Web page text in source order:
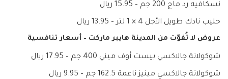
نسكافيه رد ماج 200 جم – 15.95 ريال
حليب نادك طويل الأجل 4 × 1 لتر – 13.95 ريال
عروض لا تُفوّت من المدينة هايبر ماركت – أسعار تنافسية
شوكولاتة جالاكسي بيست أوف ميني 400 جم – 17.95 ريال
شوكولاتة جالاكسي مينيز ناعمة 162.5 جم – 9.95 ريال